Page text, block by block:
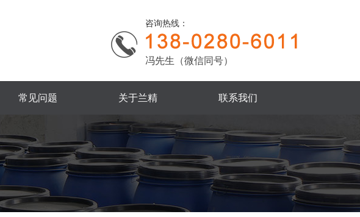
咨询热线：
冯先生（微信同号）
常见问题 关于兰精 联系我们